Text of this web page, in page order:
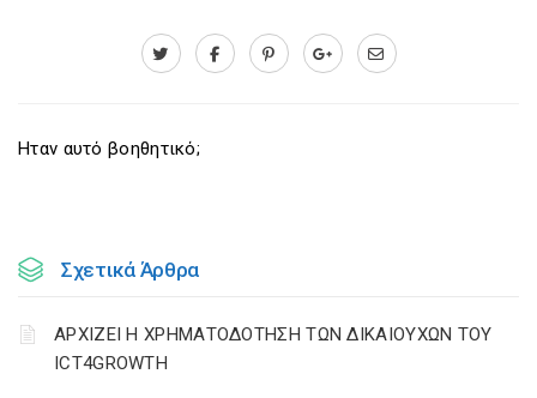
Ηταν αυτό βοηθητικό;
Σχετικά Άρθρα
ΑΡΧΙΖΕΙ Η ΧΡΗΜΑΤΟΔΟΤΗΣΗ ΤΩΝ ΔΙΚΑΙΟΥΧΩΝ ΤΟΥ
ICT4GROWTH